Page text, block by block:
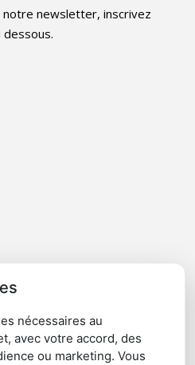
notre newsletter, inscrivez
nécessaires au
avec votre accord, des
ou marketing. Vous